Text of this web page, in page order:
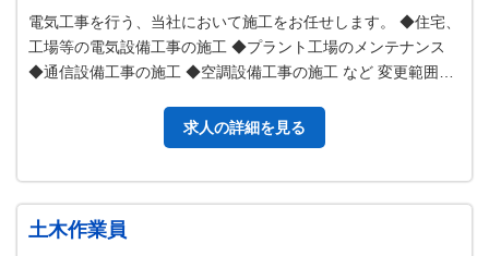
電気工事を行う、当社において施工をお任せします。 ◆住宅、
工場等の電気設備工事の施工 ◆プラント工場のメンテナンス
◆通信設備工事の施工 ◆空調設備工事の施工 など 変更範囲：
求人の詳細を見る
土木作業員